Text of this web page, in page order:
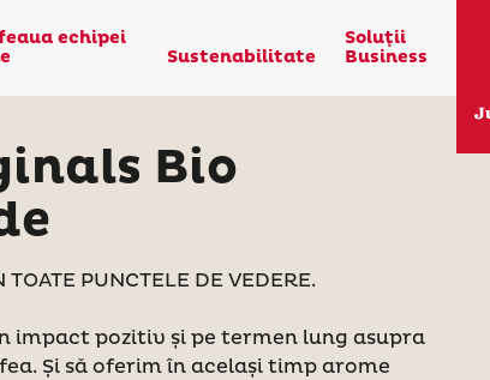
echipei
Sustenabilitate
Soluţii
Business
Bio
TOATE PUNCTELE DE VEDERE.
impact pozitiv și pe termen lung asupra
Și să oferim în același timp arome